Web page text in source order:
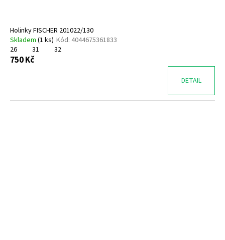
Holinky FISCHER 201022/130
Skladem (1 ks) Kód: 4044675361833
26
31 32
750 Kč
DETAIL